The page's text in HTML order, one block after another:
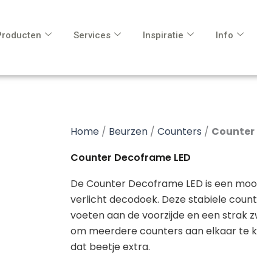
Services Inspiratie Info
Home/ Beurzen/ Counters / Counter
Counter Decoframe LED
De Counter Decoframe LED is een
verlicht decodoek. Deze stabiele
voeten aan de voorzijde en een strak
om meerdere counters aan elkaar te
dat beetje extra.